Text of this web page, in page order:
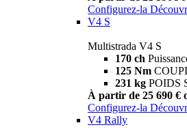
Configurez-la
V4 S
Multistrada V4 S
170 ch
125 Nm
231 kg POIDS
À partir de 25 690 €
Configurez-la
V4 Rally